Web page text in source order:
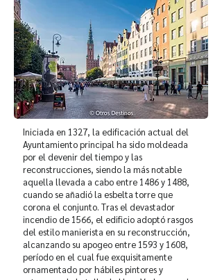
Iniciada en 1327, la edificación actual del
Ayuntamiento principal ha sido moldeada
por el devenir del tiempo y las
reconstrucciones, siendo la más notable
aquella llevada a cabo entre 1486 y 1488,
cuando se añadió la esbelta torre que
corona el conjunto. Tras el devastador
incendio de 1566, el edificio adoptó rasgos
del estilo manierista en su reconstrucción,
alcanzando su apogeo entre 1593 y 1608,
período en el cual fue exquisitamente
ornamentado por hábiles pintores y